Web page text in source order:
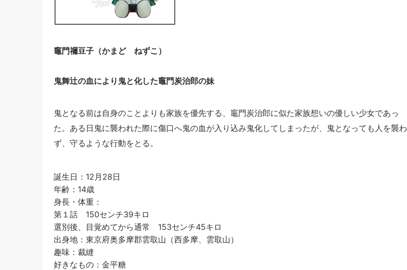
竈門禰豆子（かまど ねずこ）
鬼舞辻の血により鬼と化した竈門炭治郎の妹
鬼となる前は自身のことよりも家族を優先する、竈門炭治郎に似た家族想いの優しい少女であっ
た。ある日鬼に襲われた際に傷口へ鬼の血が入り込み鬼化してしまったが、鬼となっても人を襲わ
ず、守るような行動をとる。
誕生日：12月28日
年齢：14歳
身長・体重：
第１話 150センチ39キロ
選別後、目覚めてから通常 153センチ45キロ
出身地：東京府奥多摩郡雲取山（西多摩、雲取山）
趣味：裁縫
好きなもの：金平糖